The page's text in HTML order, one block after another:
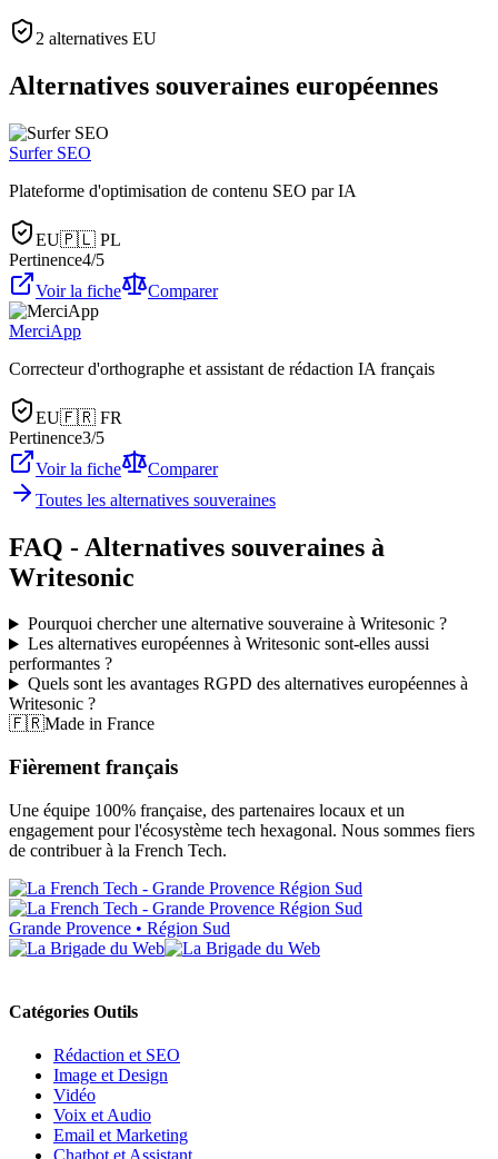
2 alternatives EU
Alternatives souveraines européennes
Surfer SEO
Plateforme d'optimisation de contenu SEO par IA
EU🇵🇱 PL
Pertinence4/5
Voir la fiche
Comparer
MerciApp
Correcteur d'orthographe et assistant de rédaction IA français
EU🇫🇷 FR
Pertinence3/5
Voir la fiche
Comparer
Toutes les alternatives souveraines
FAQ - Alternatives souveraines à
Writesonic
Pourquoi chercher une alternative souveraine à Writesonic ?
Les alternatives européennes à Writesonic sont-elles aussi
performantes ?
Quels sont les avantages RGPD des alternatives européennes à
Writesonic ?
🇫🇷Made in France
Fièrement français
Une équipe 100% française, des partenaires locaux et un
engagement pour l'écosystème tech hexagonal. Nous sommes fiers
de contribuer à la French Tech.
Grande Provence • Région Sud
Catégories Outils
Rédaction et SEO
Image et Design
Vidéo
Voix et Audio
Email et Marketing